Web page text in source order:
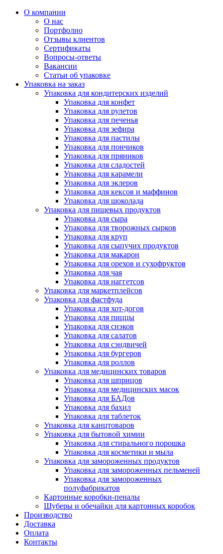
О компании
О нас
Портфолио
Отзывы клиентов
Сертификаты
Вопросы-ответы
Вакансии
Статьи об упаковке
Упаковка на заказ
Упаковка для кондитерских изделий
Упаковка для конфет
Упаковка для рулетов
Упаковка для печенья
Упаковка для зефира
Упаковка для пастилы
Упаковка для пончиков
Упаковка для пряников
Упаковка для сладостей
Упаковка для карамели
Упаковка для эклеров
Упаковка для кексов и маффинов
Упаковка для шоколада
Упаковка для пищевых продуктов
Упаковка для сыра
Упаковка для творожных сырков
Упаковка для круп
Упаковка для сыпучих продуктов
Упаковка для макарон
Упаковка для орехов и сухофруктов
Упаковка для чая
Упаковка для наггетсов
Упаковка для маркетплейсов
Упаковка для фастфуда
Упаковка для хот-догов
Упаковка для пиццы
Упаковка для снэков
Упаковка для салатов
Упаковка для сэндвичей
Упаковка для бургеров
Упаковка для роллов
Упаковка для медицинских товаров
Упаковка для шприцов
Упаковка для медицинских масок
Упаковка для БАДов
Упаковка для бахил
Упаковка для таблеток
Упаковка для канцтоваров
Упаковка для бытовой химии
Упаковка для стирального порошка
Упаковка для косметики и мыла
Упаковка для замороженных продуктов
Упаковка для замороженных пельменей
Упаковка для замороженных
полуфабрикатов
Картонные коробки-пеналы
Шуберы и обечайки для картонных коробок
Производство
Доставка
Оплата
Контакты